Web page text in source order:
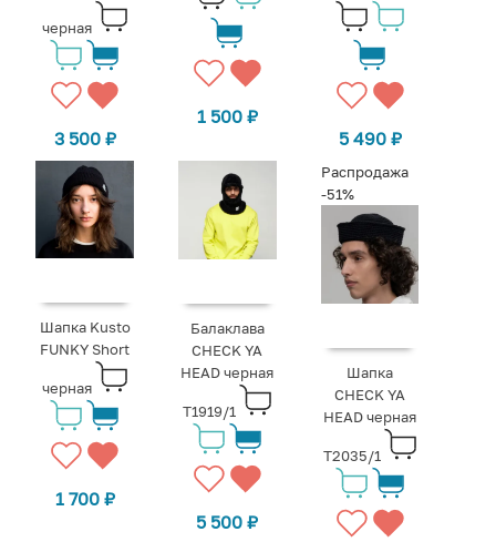
черная
3 500 ₽
1 500 ₽
5 490 ₽
Шапка Kusto
FUNKY Short
черная
1 700 ₽
Балаклава
CHECK YA
HEAD черная
T1919/1
5 500₽
Распродажа
-51%
Шапка
CHECK YA
HEAD черная
T2035/1